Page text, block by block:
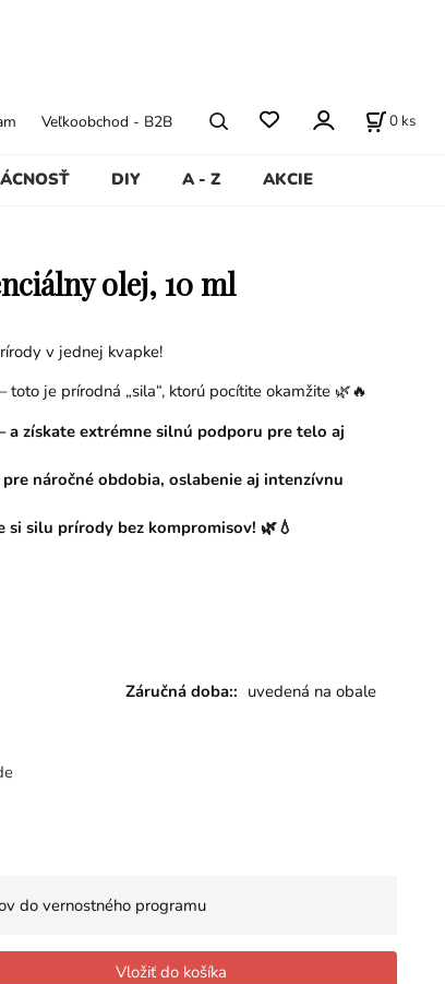
DIY A - Z AKCIE
Veľkoobchod - B2B 0 ks
olej, 10 ml
v jednej kvapke!
toto je prírodná „sila“, ktorú pocítite okamžite 🌿🔥
a získate extrémne silnú podporu pre telo aj
náročné obdobia, oslabenie aj intenzívnu
silu prírody bez kompromisov! 🌿💧
Záručná doba:: uvedená na obale
do vernostného programu